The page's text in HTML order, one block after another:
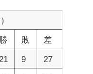
勝 敗
差
21 9
27